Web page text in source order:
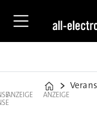
Home
ANZEIGE ANZEIGE